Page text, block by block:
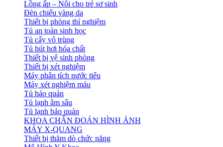
Lồng ấp – Nôi cho trẻ sơ sinh
Đèn chiếu vàng da
Thiết bị phòng thí nghiệm
Tủ an toàn sinh học
Tủ cấy vô trùng
Tủ hút hơi hóa chất
Thiết bị vệ sinh phòng
Thiết bị xét nghiệm
Máy phân tích nước tiểu
Máy xét nghiệm máu
Tủ bảo quản
Tủ lạnh âm sâu
Tủ lạnh bảo quản
KHOA CHẨN ĐOÁN HÌNH ẢNH
MÁY X-QUANG
Thiết bị thăm dò chức năng